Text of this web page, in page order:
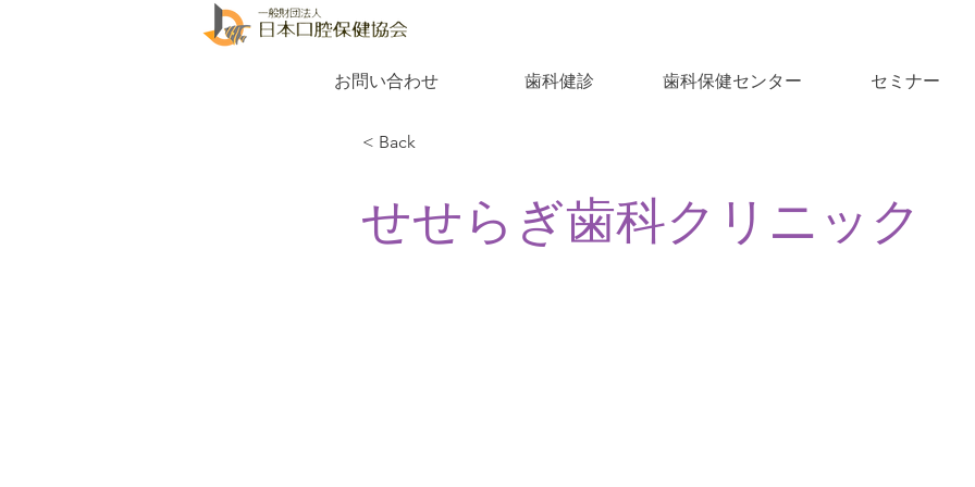
お問い合わせ 歯科健診 歯科保健センター セミナー
< Back
せせらぎ歯科クリニック